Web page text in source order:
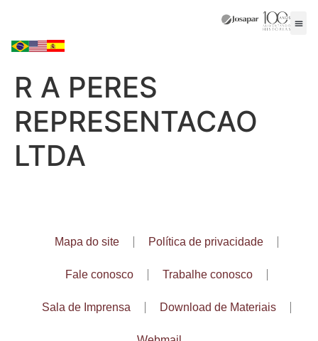
R A PERES
REPRESENTACAO
LTDA
Mapa do site Política de privacidade
Fale conosco Trabalhe conosco
Sala de Imprensa Download de Materiais